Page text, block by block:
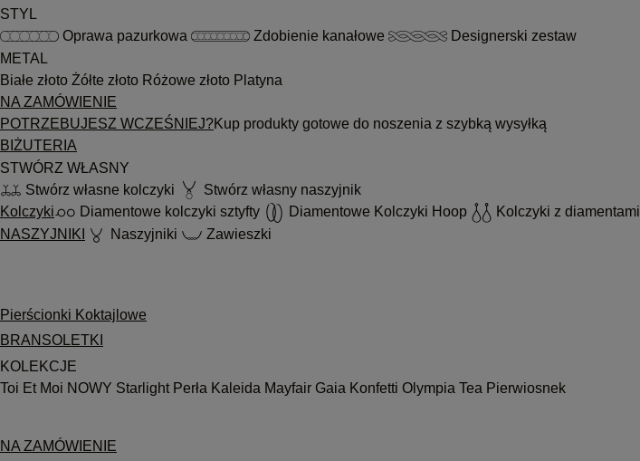
STYL
Oprawa pazurkowa
Zdobienie kanałowe
Designerski zestaw
METAL
Białe złoto Żółte złoto Różowe złoto Platyna
NA ZAMÓWIENIE
POTRZEBUJESZ WCZEŚNIEJ?Kup produkty gotowe do noszenia z szybką wysyłką
BIŻUTERIA
STWÓRZ WŁASNY
Stwórz własne kolczyki
Stwórz własny naszyjnik
Kolczyki
Diamentowe kolczyki sztyfty Diamentowe Kolczyki Hoop
Kolczyki z diamentami
NASZYJNIKI
Naszyjniki Zawieszki
Pierścionki Koktajlowe
BRANSOLETKI
KOLEKCJE
Toi Et Moi NOWY Starlight Perła Kaleida Mayfair Gaia Konfetti Olympia Tea Pierwiosnek
NA ZAMÓWIENIE